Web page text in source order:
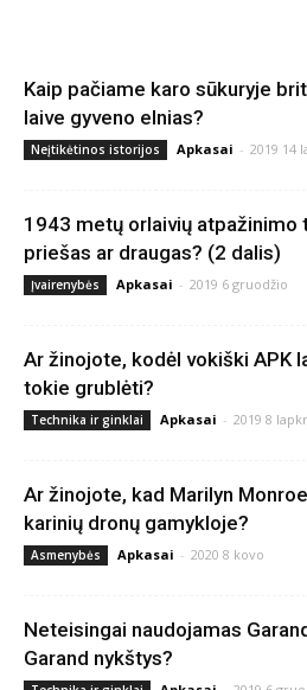
Kaip pačiame karo sūkuryje
laive gyveno elnias?
Neįtikėtinos istorijos Apkasai - 2019 14
1943 metų orlaivių atpažinimo
priešas ar draugas? (2 dalis)
Įvairenybės Apkasai - 2019 6 gruodžio
Ar žinojote, kodėl vokiški APK
tokie grublėti?
Technika ir ginklai Apkasai - 2019 8
Ar žinojote, kad Marilyn
karinių dronų gamykloje?
Asmenybės Apkasai - 2020 8 kovo
Neteisingai naudojamas
Garand nykštys?